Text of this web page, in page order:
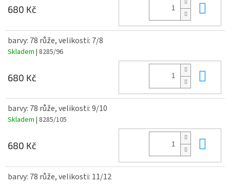
680 Kč
barvy: 78 růže, velikosti: 7/8
Skladem | 8285/96
680 Kč
barvy: 78 růže, velikosti: 9/10
Skladem | 8285/105
680 Kč
barvy: 78 růže, velikosti: 11/12